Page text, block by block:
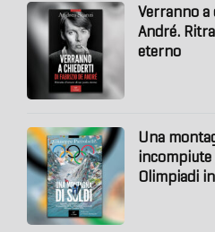
Verranno a
André.
eterno
Una
incompiute
Olimpiadi